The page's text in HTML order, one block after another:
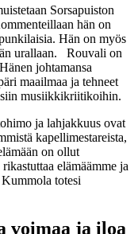
Sorsapuiston
hän on
Hän on myös
urallaan. Rouvali on
johtamansa
maailmaa ja tehneet
musiikkikriitikoihin.
ja lahjakkuus ovat
kapellimestareista,
on ollut
elämäämme ja
totesi
voimaa ja iloa